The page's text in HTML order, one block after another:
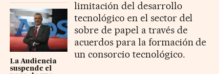
La Audiencia
suspende el
limitación del desarrollo
tecnológico en el sector del
sobre de papel a través de
acuerdos para la formación de
un consorcio tecnológico.